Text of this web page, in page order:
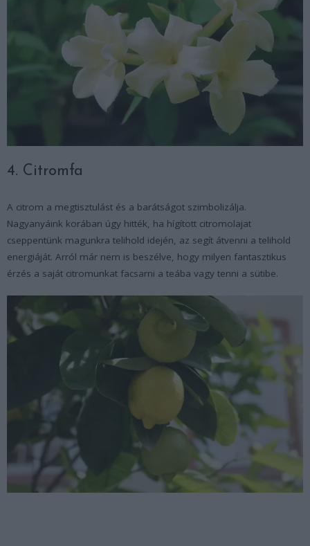
4. Citromfa
A citrom a megtisztulást és a barátságot szimbolizálja.
Nagyanyáink korában úgy hitték, ha hígított citromolajat
cseppentünk magunkra telihold idején, az segít átvenni a telihold
energiáját. Arról már nem is beszélve, hogy milyen fantasztikus
érzés a saját citromunkat facsarni a teába vagy tenni a sütibe.